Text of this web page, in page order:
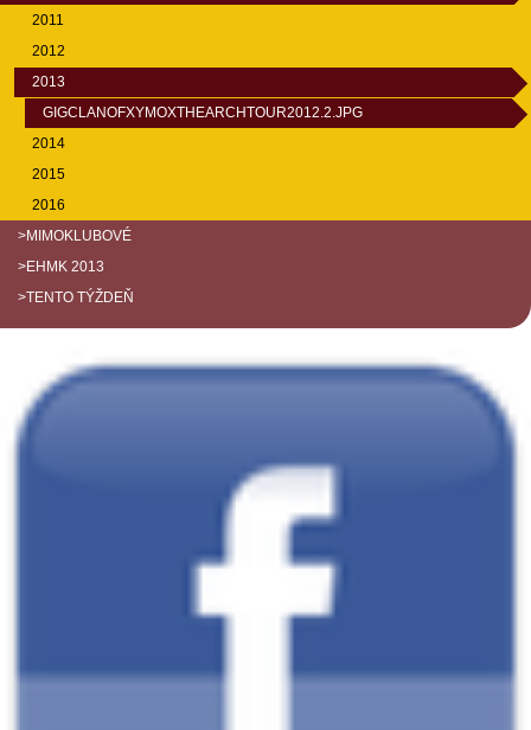
2011
2012
2013
GIGCLANOFXYMOXTHEARCHTOUR2012.2.JPG
2014
2015
2016
>MIMOKLUBOVÉ
>EHMK 2013
>TENTO TÝŽDEŇ